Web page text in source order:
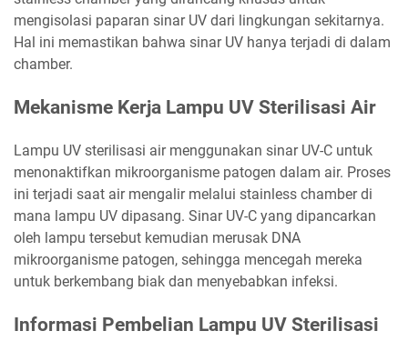
mengisolasi paparan sinar UV dari lingkungan sekitarnya.
Hal ini memastikan bahwa sinar UV hanya terjadi di dalam
chamber.
Mekanisme Kerja Lampu UV Sterilisasi Air
Lampu UV sterilisasi air menggunakan sinar UV-C untuk
menonaktifkan mikroorganisme patogen dalam air. Proses
ini terjadi saat air mengalir melalui stainless chamber di
mana lampu UV dipasang. Sinar UV-C yang dipancarkan
oleh lampu tersebut kemudian merusak DNA
mikroorganisme patogen, sehingga mencegah mereka
untuk berkembang biak dan menyebabkan infeksi.
Informasi Pembelian Lampu UV Sterilisasi